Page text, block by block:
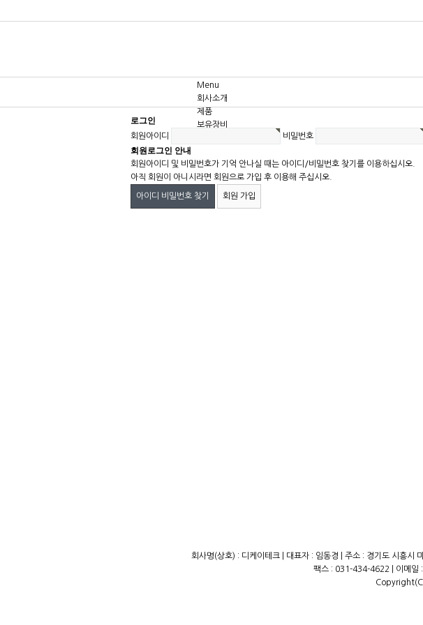
Menu
회사소개
제품
보유장비
로그인
회원아이디 비밀번호
회원로그인 안내
회원아이디 및 비밀번호가 기억 안나실 때는 아이디/비밀번호 찾기를 이용하십시오.
아직 회원이 아니시라면 회원으로 가입 후 이용해 주십시오.
아이디 비밀번호 찾기 회원 가입
회사명(상호) : 디케이테크 | 대표자 : 임동경 | 주소 : 경기도 시흥
팩스 : 031-434-4622 | 이메